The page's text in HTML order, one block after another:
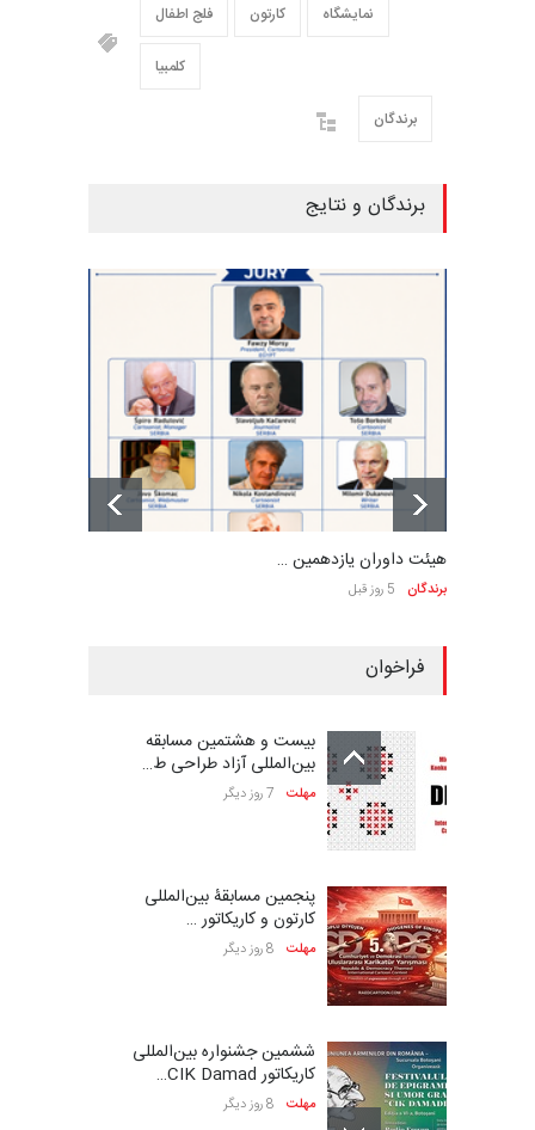
فلج اطفال کارتون نمایشگاه
کلمبیا
برندگان
برندگان و نتایج
هیئت داوران یازدهمین …
برندگان 5 روز قبل
فراخوان
بیست و هشتمین مسابقه
بین‌المللی آزاد طراحی ط…
مهلت 7 روز دیگر
پنجمین مسابقۀ بین‌المللی
کارتون و کاریکاتور …
مهلت 8 روز دیگر
ششمین جشنواره بین‌المللی
کاریکاتور CIK Damad…
مهلت 8 روز دیگر